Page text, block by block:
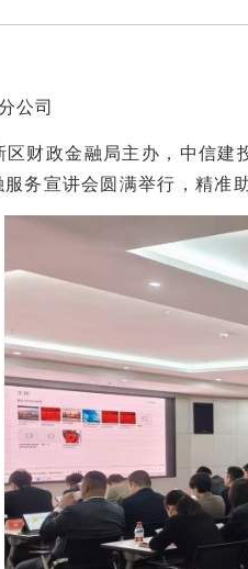
公司
政金融局主办，中信建
务宣讲会圆满举行，精准